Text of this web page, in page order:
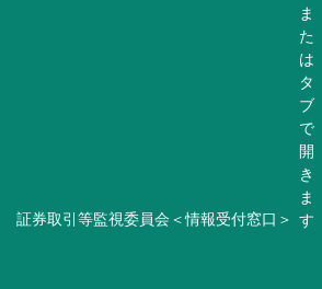
証券取引等監視委員会＜情報受付窓口＞